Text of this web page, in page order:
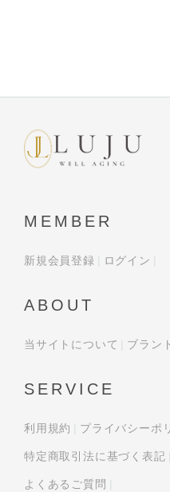
MEMBER
新規会員登録 ログイン
ABOUT
当サイトについて ブラン
SERVICE
利用規約 プライバシーポ
特定商取引法に基づく表記
よくあるご質問